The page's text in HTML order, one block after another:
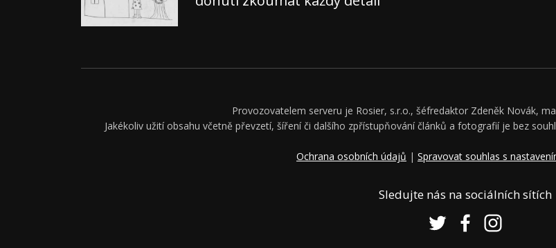
Provozovatelem serveru je Rosier, s.r.o., šéfredaktor Zdeněk Novák,
Jakékoliv užití obsahu včetně převzetí, šíření či dalšího zpřístupňování článků a fotografií je bez
Ochrana osobních údajů | Spravovat souhlas s
Sledujte nás na sociálních sítích